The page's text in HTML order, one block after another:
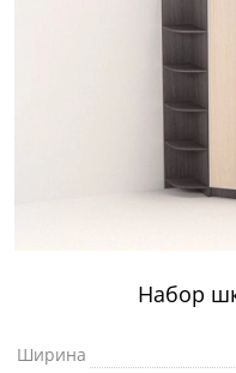
Набор
Ширина